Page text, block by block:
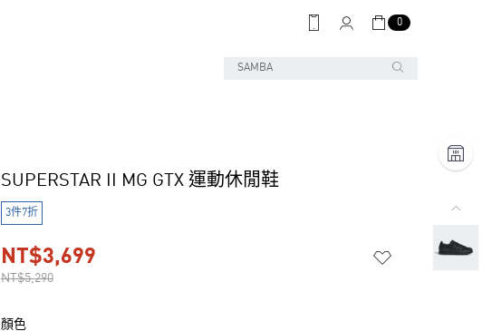
0
SUPERSTAR II MG GTX 運動休閒鞋
3件7折
NT$5,290
NT$3,699
顏色